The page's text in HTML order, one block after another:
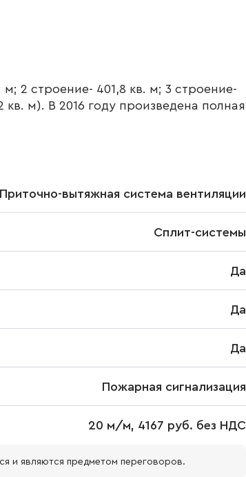
2 строение- 401,8 кв. м; 3 строение-
м). В 2016 году произведена полная
Приточно-вытяжная система вентиляции
Сплит-системы
Да
Да
Да
Пожарная сигнализация
20 м/м, 4167 руб. без НДС
и являются предметом переговоров.